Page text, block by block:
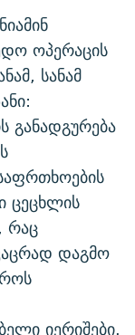
- 2022
ოპერაცის
სანამ
განადგურება
ცეცხლის
რაც
დაგმო
იერიშები.